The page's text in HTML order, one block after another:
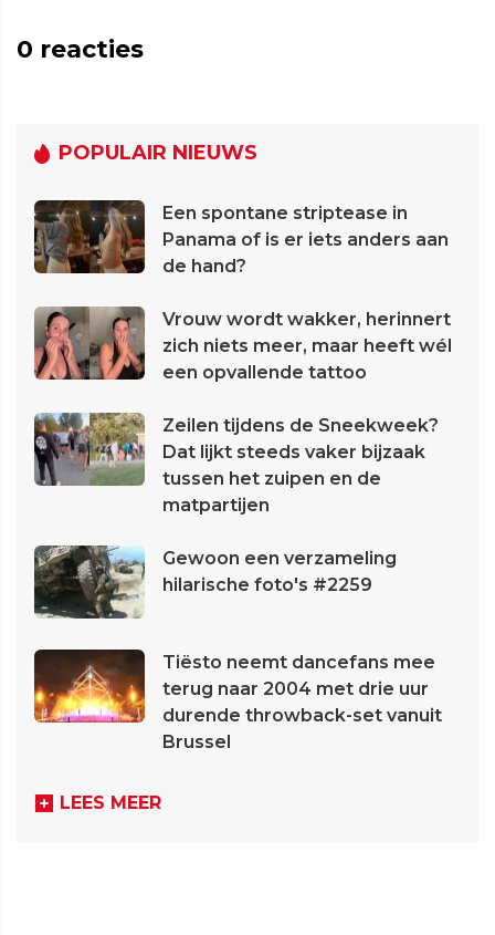
0 reacties
POPULAIR NIEUWS
Een spontane striptease in
Panama of is er iets anders aan
de hand?
Vrouw wordt wakker, herinnert
zich niets meer, maar heeft wél
een opvallende tattoo
Zeilen tijdens de Sneekweek?
Dat lijkt steeds vaker bijzaak
tussen het zuipen en de
matpartijen
Gewoon een verzameling
hilarische foto's #2259
Tiësto neemt dancefans mee
terug naar 2004 met drie uur
durende throwback-set vanuit
Brussel
LEES MEER